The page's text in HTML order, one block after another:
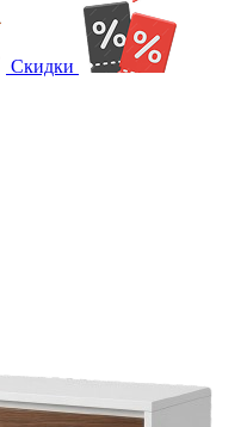
Скидки